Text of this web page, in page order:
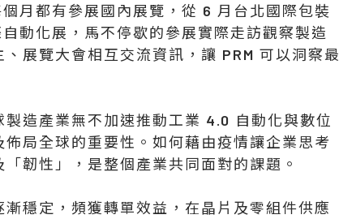
月都有參展國內展覽，從 6 月台北國際包裝
動化展，馬不停歇的參展實際走訪觀察製造
展覽大會相互交流資訊，讓 PRM 可以洞察最
造產業無不加速推動工業 4.0 自動化與數位
局全球的重要性。如何藉由疫情讓企業思考
韌性」，是整個產業共同面對的課題。
穩定，頻獲轉單效益，在晶片及零組件供應